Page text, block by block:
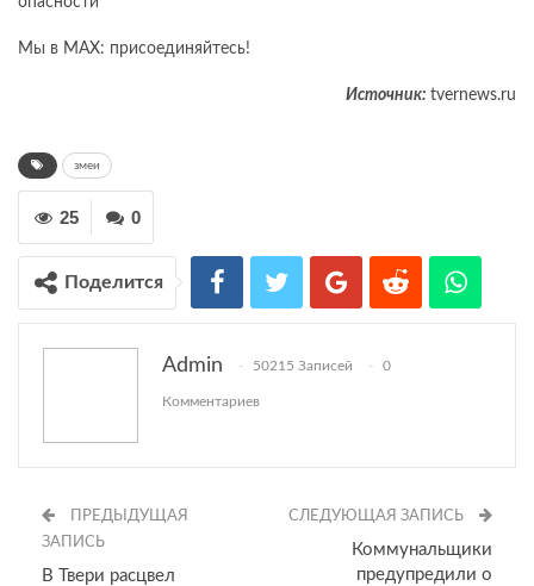
Мы в МАХ: присоединяйтесь!
Источник: tvernews.ru
змеи
0
25
Поделится
Admin 50215 Записей 0
Комментариев
ПРЕДЫДУЩАЯ
ЗАПИСЬ
В Твери расцвел
СЛЕДУЮЩАЯ ЗАПИСЬ
Коммунальщики
предупредили о